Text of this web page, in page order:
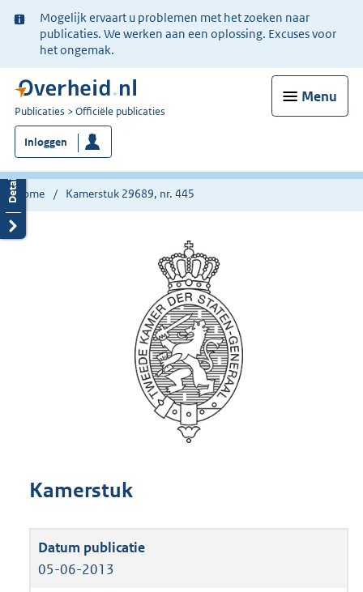
Ter
informatie:
Mogelijk ervaart u problemen met het zoeken naar
publicaties. We werken aan een oplossing. Excuses voor
het ongemak.
Menu
U
bent
nu
hier:
Publicaties Officiële publicaties
Inloggen
Home Kamerstuk 29689, nr. 445
Kamerstuk
05-06-2013